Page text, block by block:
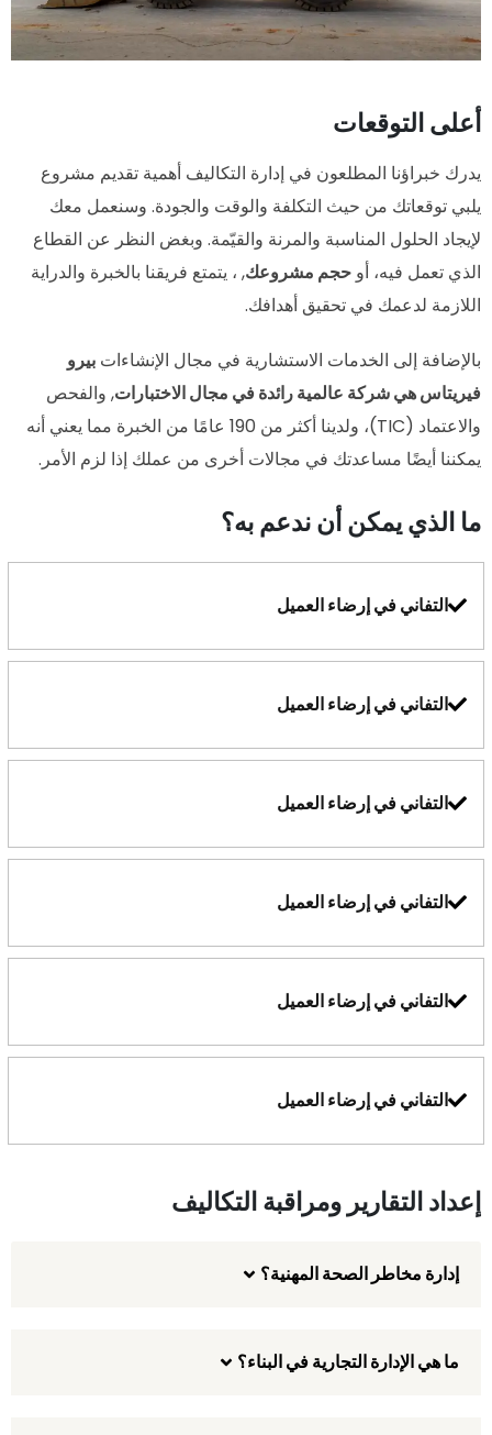
أعلى التوقعات
يدرك خبراؤنا المطلعون في إدارة التكاليف أهمية تقديم مشروع
يلبي توقعاتك من حيث التكلفة والوقت والجودة. وسنعمل معك
لإيجاد الحلول المناسبة والمرنة والقيّمة. وبغض النظر عن القطاع
الذي تعمل فيه، أو حجم مشروعك, ، يتمتع فريقنا بالخبرة والدراية
اللازمة لدعمك في تحقيق أهدافك.
بالإضافة إلى الخدمات الاستشارية في مجال الإنشاءات بيرو
فيريتاس هي شركة عالمية رائدة في مجال الاختبارات, والفحص
والاعتماد (TIC)، ولدينا أكثر من 190 عامًا من الخبرة مما يعني أنه
يمكننا أيضًا مساعدتك في مجالات أخرى من عملك إذا لزم الأمر.
ما الذي يمكن أن ندعم به؟
التفاني في إرضاء العميل
التفاني في إرضاء العميل
التفاني في إرضاء العميل
التفاني في إرضاء العميل
التفاني في إرضاء العميل
التفاني في إرضاء العميل
إعداد التقارير ومراقبة التكاليف
إدارة مخاطر الصحة المهنية؟
ما هي الإدارة التجارية في البناء؟